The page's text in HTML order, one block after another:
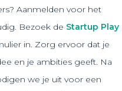
Aanmelden voor het
Bezoek de Startup Play
in. Zorg ervoor dat je
en je ambities geeft. Na
we je uit voor een